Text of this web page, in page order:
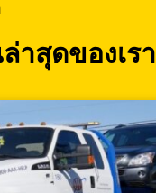
าสุดของเรา